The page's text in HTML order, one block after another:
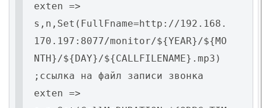
exten =>
s,n,Set(FullFname=http://192.168.
170.197:8077/monitor/${YEAR}/${MO
NTH}/${DAY}/${CALLFILENAME}.mp3)
;ссылка на файл записи звонка
exten =>